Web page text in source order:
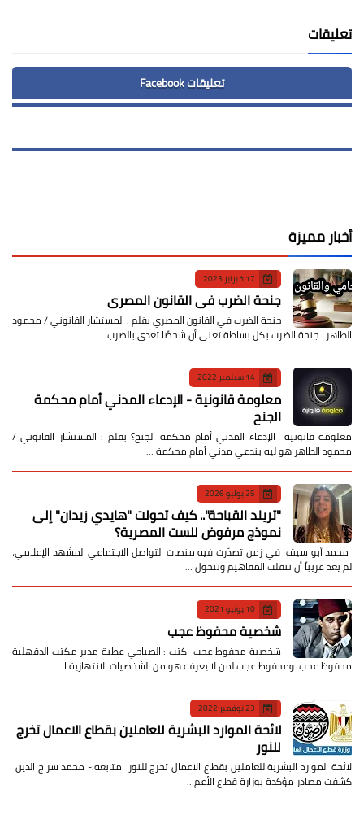
تعليقات
تعليقات Facebook
أخبار مميزة
17 فبراير 2023
جنحة الضرب في القانون المصري
جنحة الضرب في القانون المصري بقلم : المستشار القانوني / محمود
الطاهر جنحة الضرب بكل بساطة تعني أن شخصًا تعدى بالضرب…
14 سبتمبر 2022
معلومة قانونية - الإدعاء المدني أمام محكمة
الجنح
معلومة قانونية الإدعاء المدني أمام محكمة الجنح؟ بقلم : المستشار القانوني /
محمود الطاهر هو ليه بندعي مدني أمام محكمة …
25 يوليو 2026
​"تريند القباحة".. كيف تحولت "هايدي زيدان" إلى
نموذج مرفوض للست المصرية؟
​ محمد أبو سيف ​في زمن تصدّرت فيه منصات التواصل الاجتماعي المشهد الإعلامي،
لم يعد غريباً أن تنقلب المفاهيم وتتحول …
10 يونيو 2021
شخصية محفوظ عجب
شخصية محفوظ عجب كتب : الصباحي عطية مدير مكتب الدقهلية
محفوظ عجب ومحفوظ عجب لمن لا يعرفه هو من الشخصيات الانتهازية ا…
23 نوفمبر 2022
لائحة الموارد البشرية للعاملين بقطاع الاعمال تخرج
للنور
لائحة الموارد البشرية للعاملين بقطاع الاعمال تخرج للنور متابعه:- محمد سراج الدين
كشفت مصادر مؤكدة بوزارة قطاع الأعم…